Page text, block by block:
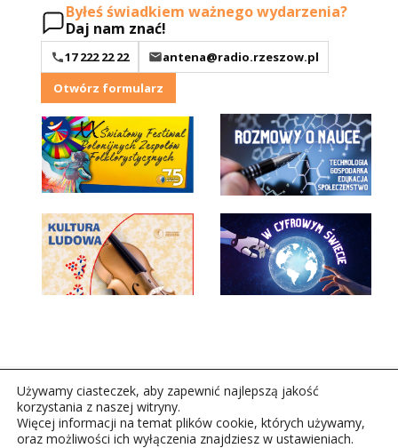
Byłeś świadkiem ważnego wydarzenia?
Daj nam znać!
17 222 22 22
antena@radio.rzeszow.pl
Otwórz formularz
Używamy ciasteczek, aby zapewnić najlepszą jakość
korzystania z naszej witryny.
Więcej informacji na temat plików cookie, których używamy,
oraz możliwości ich wyłączenia znajdziesz w ustawieniach.